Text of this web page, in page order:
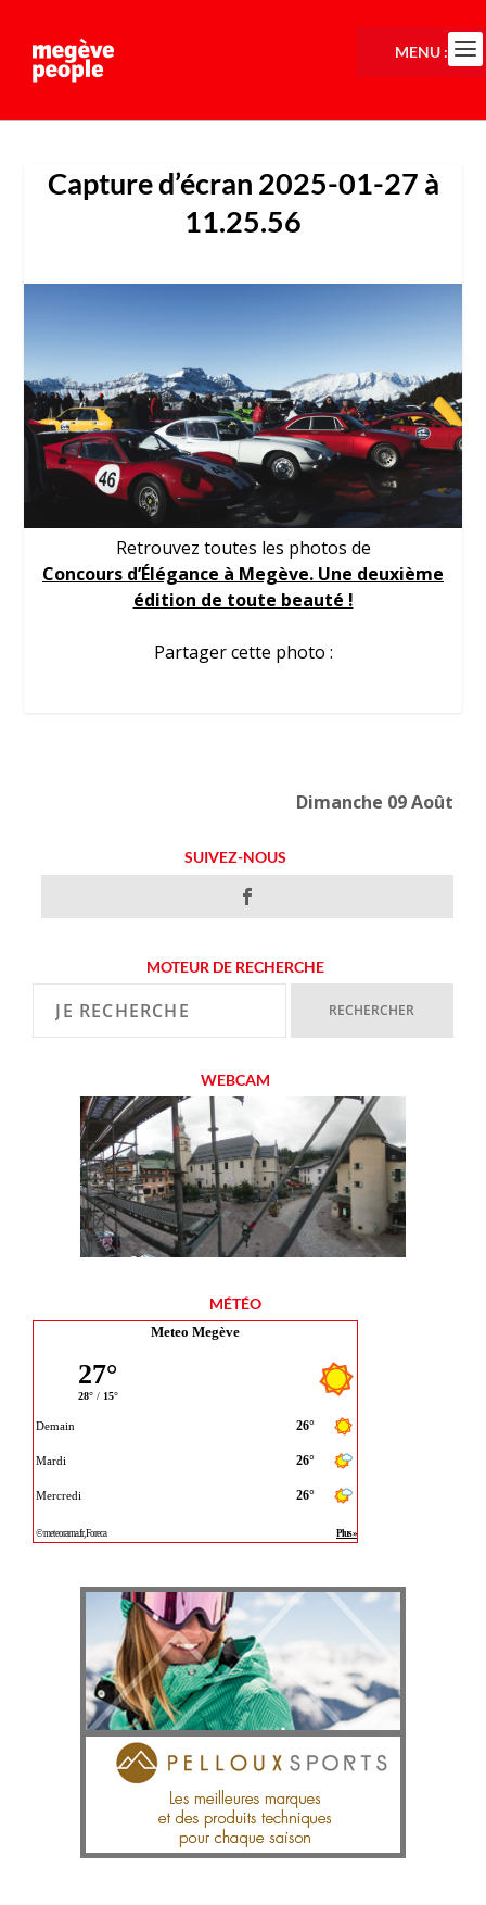
Capture d’écran 2025-01-27 à
11.25.56
Retrouvez toutes les photos de
Concours d’Élégance à Megève. Une deuxième
édition de toute beauté !
Partager cette photo :
Dimanche 09 Août
SUIVEZ-NOUS
MOTEUR DE RECHERCHE
WEBCAM
MÉTÉO
Meteo Megève
MENU :